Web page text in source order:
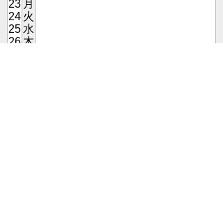
23 月
24 火
25 水
26 木